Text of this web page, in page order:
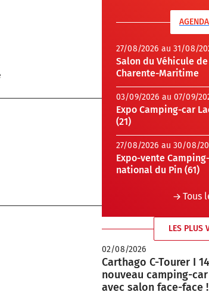
AGENDA
27/08/2026 au 31/08/
Salon du Véhicule
Charente-Maritime
03/09/2026 au 07/09/
Expo Camping-car
(21)
27/08/2026 au 30/08/
Expo-vente
national du Pin (61)
Tous
LES PLUS
02/08/2026
Carthago C-Tourer I
nouveau camping-
avec salon face-face !